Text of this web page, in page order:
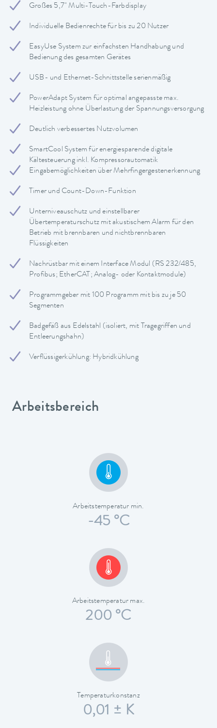
Großes 5,7" Multi-Touch-Farbdisplay
Individuelle Bedienrechte für bis zu 20 Nutzer
EasyUse System zur einfachsten Handhabung und
Bedienung des gesamten Gerätes
USB- und Ethernet-Schnittstelle serienmäßig
PowerAdapt System für optimal angepasste max.
Heizleistung ohne Überlastung der Spannungsversorgung
Deutlich verbessertes Nutzvolumen
SmartCool System für energiesparende digitale
Kältesteuerung inkl. Kompressorautomatik
Eingabemöglichkeiten über Mehrfingergestenerkennung
Timer und Count-Down-Funktion
Unterniveauschutz und einstellbarer
Übertemperaturschutz mit akustischem Alarm für den
Betrieb mit brennbaren und nichtbrennbaren
Flüssigkeiten
Nachrüstbar mit einem Interface Modul (RS 232/485,
Profibus; EtherCAT; Analog- oder Kontaktmodule)
Programmgeber mit 100 Programm mit bis zu je 50
Segmenten
Badgefäß aus Edelstahl (isoliert, mit Tragegriffen und
Entleerungshahn)
Verflüssigerkühlung: Hybridkühlung
Arbeitsbereich
Arbeitstemperatur min.
-45 °C
Arbeitstemperatur max.
200 °C
Temperaturkonstanz
0,01 ± K